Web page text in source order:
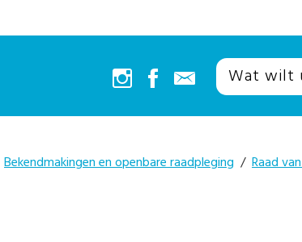
Bekendmakingen en openbare raadpleging / Raad